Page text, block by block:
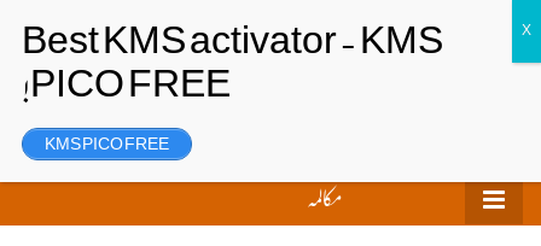
رجسٹر
مکالمہ
KMS PICO FREE